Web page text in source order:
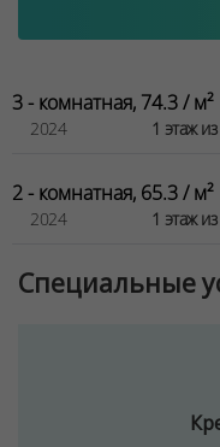
3 - комнатная, 74.3 / м²
2024 1 этаж из
2 - комнатная, 65.3 / м²
2024 1 этаж из
Специальные